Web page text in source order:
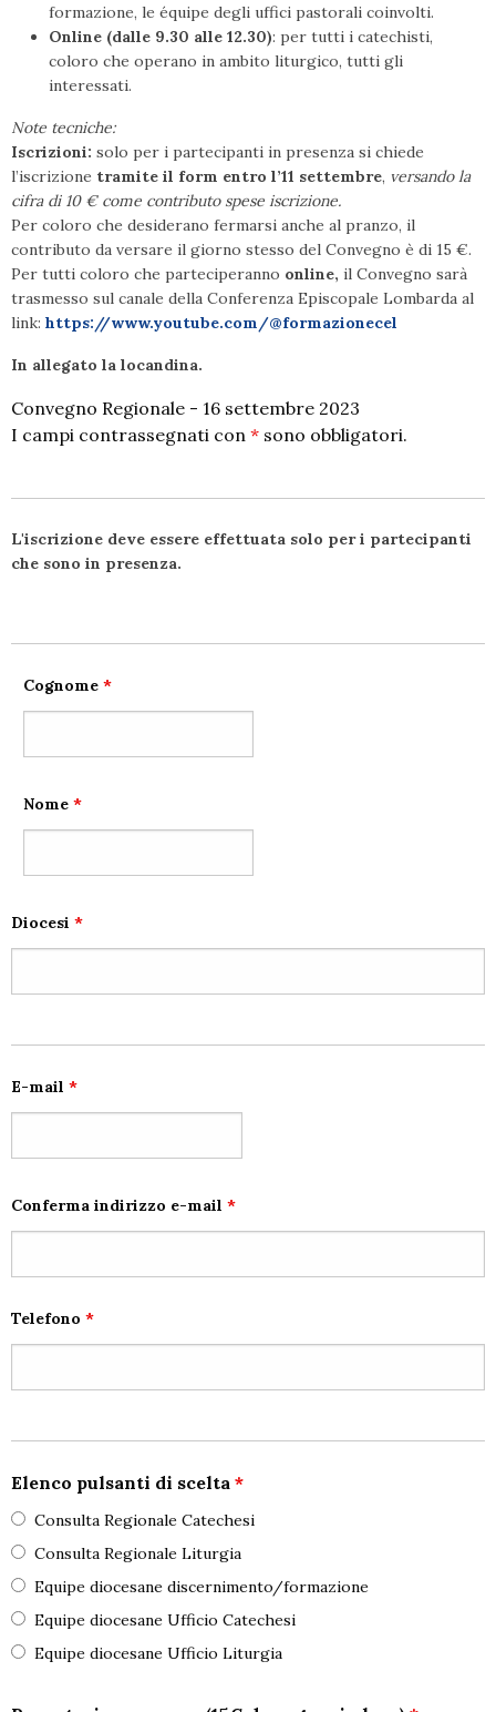
formazione, le équipe degli uffici pastorali coinvolti.
Online (dalle 9.30 alle 12.30): per tutti i catechisti,
coloro che operano in ambito liturgico, tutti gli
interessati.
Note tecniche:
Iscrizioni: solo per i partecipanti in presenza si chiede
l’iscrizione tramite il form entro l’11 settembre, versando la
cifra di 10 € come contributo spese iscrizione.
Per coloro che desiderano fermarsi anche al pranzo, il
contributo da versare il giorno stesso del Convegno è di 15 €.
Per tutti coloro che parteciperanno online, il Convegno sarà
trasmesso sul canale della Conferenza Episcopale Lombarda al
link: https://www.youtube.com/@formazionecel
In allegato la locandina.
Convegno Regionale - 16 settembre 2023
I campi contrassegnati con * sono obbligatori.
L'iscrizione deve essere effettuata solo per i partecipanti
che sono in presenza.
Cognome *
Nome *
Diocesi *
E-mail *
Conferma indirizzo e-mail *
Telefono *
Elenco pulsanti di scelta *
Consulta Regionale Catechesi
Consulta Regionale Liturgia
Equipe diocesane discernimento/formazione
Equipe diocesane Ufficio Catechesi
Equipe diocesane Ufficio Liturgia